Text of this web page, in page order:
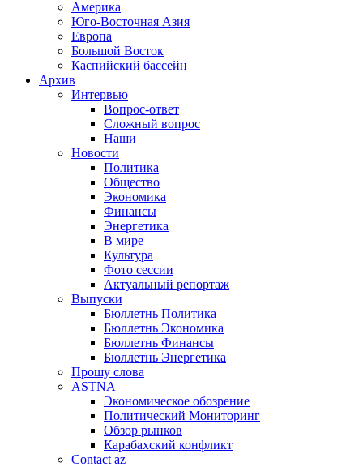
Америка
Юго-Восточная Азия
Европа
Большой Восток
Каспийский бассейн
Архив
Интервью
Вопрос-ответ
Сложный вопрос
Наши
Новости
Политика
Общество
Экономика
Финансы
Энергетика
В мире
Культура
Фото сессии
Актуальный репортаж
Выпуски
Бюллетнь Политика
Бюллетнь Экономика
Бюллетнь Финансы
Бюллетнь Энергетика
Прошу слова
ASTNA
Экономическое обозрение
Политический Мониторинг
Обзор рынков
Карабахский конфликт
Contact az